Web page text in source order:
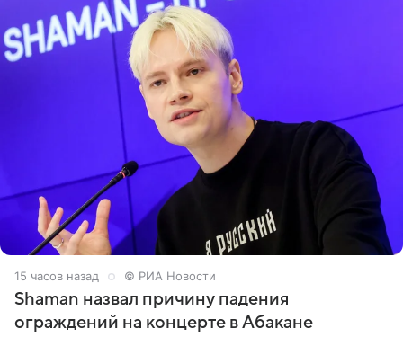
15 часов назад © РИА Новости
Shaman назвал причину падения
ограждений на концерте в Абакане